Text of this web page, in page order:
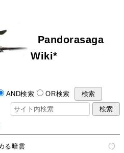
Pandorasaga
Wiki*
AND検索 OR検索
る暗雲